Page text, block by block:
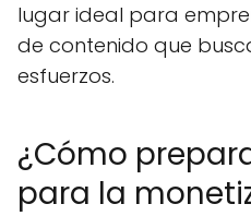
lugar ideal para
de contenido que
esfuerzos.
¿Cómo
para la